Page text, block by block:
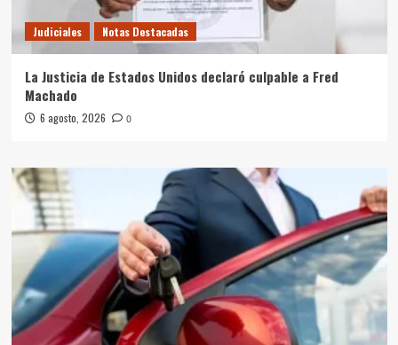
Judiciales Notas Destacadas
La Justicia de Estados Unidos declaró culpable a Fred
Machado
6 agosto, 2026 0